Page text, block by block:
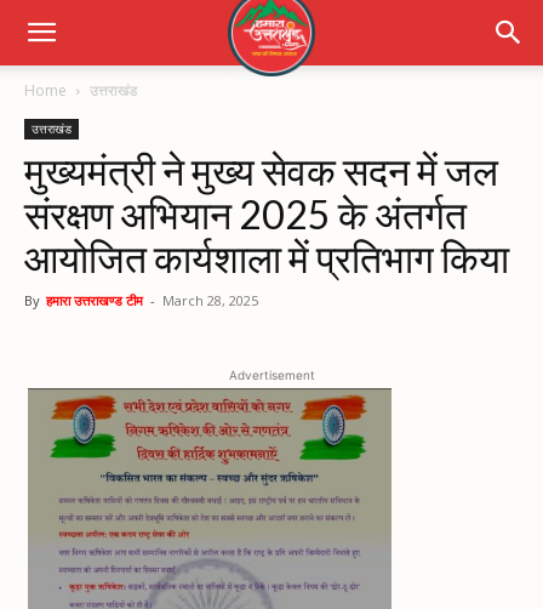
Home उत्तराखंड
उत्तराखंड
मुख्यमंत्री ने मुख्य सेवक सदन में जल
संरक्षण अभियान 2025 के अंतर्गत
आयोजित कार्यशाला में प्रतिभाग किया
By हमारा उत्तराखण्ड टीम - March 28, 2025
Advertisement